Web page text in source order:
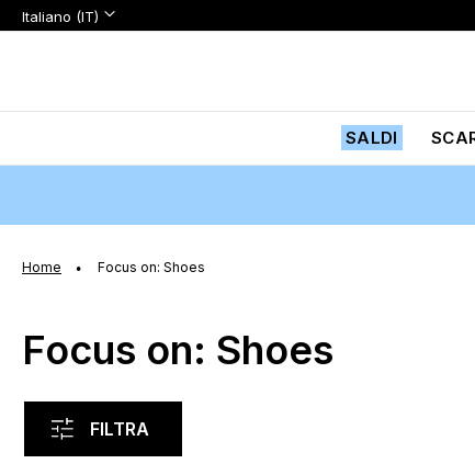
Lingua
Lingua:
Italiano (IT)
SALDI
Home Focus on: Shoes
Focus on: Shoes
FILTRA